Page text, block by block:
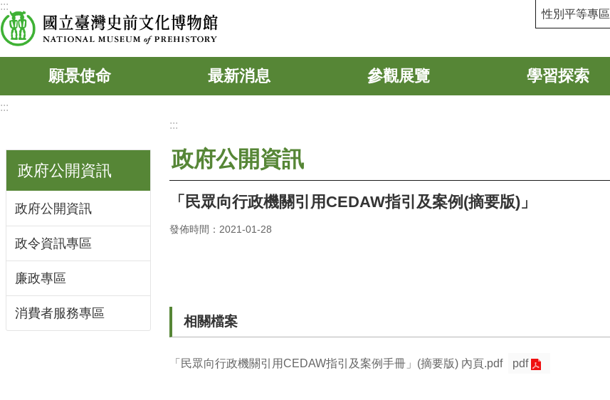
跳到主要內容區塊
:::
性別平等專區
願景使命 最新消息 參觀展覽 學習探索
:::
政府公開資訊
政府公開資訊
政令資訊專區
廉政專區
消費者服務專區
:::
政府公開資訊
「民眾向行政機關引用CEDAW指引及案例(摘要版)」
發佈時間：2021-01-28
相關檔案
「民眾向行政機關引用CEDAW指引及案例手冊」(摘要版) 內頁.pdf pdf